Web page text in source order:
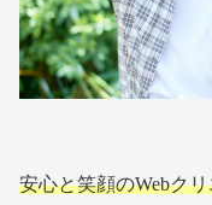
安心と笑顔のWebク